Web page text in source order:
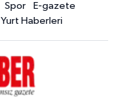
Spor
E-gazete
Yurt Haberleri